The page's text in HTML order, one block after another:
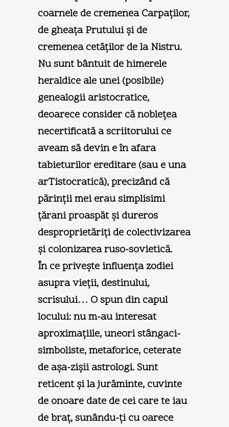
coarnele de cremenea Carpaţilor,
de gheaţa Prutului şi de
cremenea cetăţilor de la Nistru.
Nu sunt bântuit de himerele
heraldice ale unei (posibile)
genealogii aristocratice,
deoarece consider că nobleţea
necertificată a scriitorului ce
aveam să devin e în afara
tabieturilor ereditare (sau e una
arTistocratică), precizând că
părinţii mei erau simplisimi
ţărani proaspăt şi dureros
desproprietăriţi de colectivizarea
şi colonizarea ruso-sovietică.
În ce priveşte influenţa zodiei
asupra vieţii, destinului,
scrisului… O spun din capul
locului: nu m-au interesat
aproximaţiile, uneori stângaci-
simboliste, metaforice, ceterate
de aşa-zişii astrologi. Sunt
reticent şi la jurăminte, cuvinte
de onoare date de cei care te iau
de braţ, sunându-ţi cu oarece